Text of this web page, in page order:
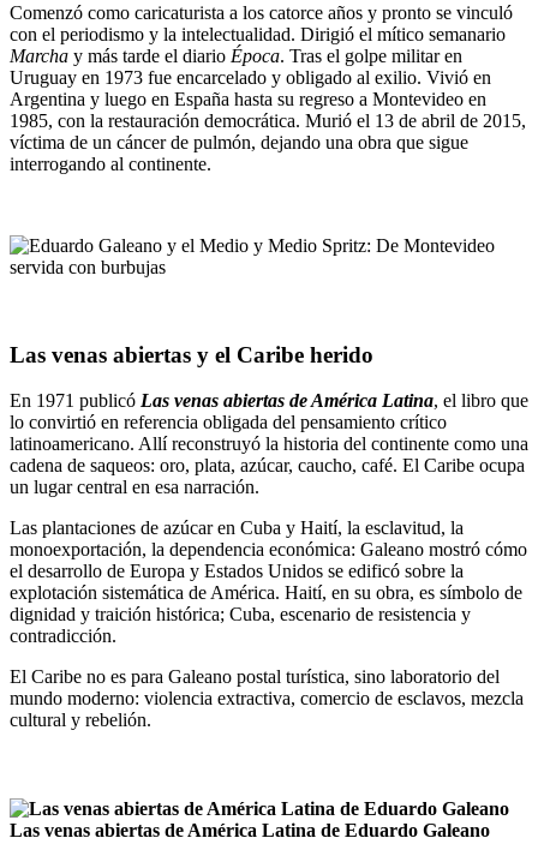
Comenzó como caricaturista a los catorce años y pronto se vinculó
con el periodismo y la intelectualidad. Dirigió el mítico semanario
Marcha y más tarde el diario Época. Tras el golpe militar en
Uruguay en 1973 fue encarcelado y obligado al exilio. Vivió en
Argentina y luego en España hasta su regreso a Montevideo en
1985, con la restauración democrática. Murió el 13 de abril de 2015,
víctima de un cáncer de pulmón, dejando una obra que sigue
interrogando al continente.
Las venas abiertas y el Caribe herido
En 1971 publicó Las venas abiertas de América Latina, el libro que
lo convirtió en referencia obligada del pensamiento crítico
latinoamericano. Allí reconstruyó la historia del continente como una
cadena de saqueos: oro, plata, azúcar, caucho, café. El Caribe ocupa
un lugar central en esa narración.
Las plantaciones de azúcar en Cuba y Haití, la esclavitud, la
monoexportación, la dependencia económica: Galeano mostró cómo
el desarrollo de Europa y Estados Unidos se edificó sobre la
explotación sistemática de América. Haití, en su obra, es símbolo de
dignidad y traición histórica; Cuba, escenario de resistencia y
contradicción.
El Caribe no es para Galeano postal turística, sino laboratorio del
mundo moderno: violencia extractiva, comercio de esclavos, mezcla
cultural y rebelión.
Las venas abiertas de América Latina de Eduardo Galeano